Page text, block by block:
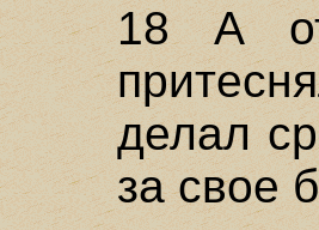
18 А
делал
за свое